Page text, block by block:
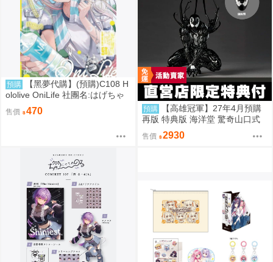
預購
【黑夢代購】(預購)C108 H
ololive OniLife 社團名:はげちゃ
った 繪師: HAGE
售價 470 預購
【高雄冠軍】27年4月預購
再版 特典版 海洋堂 驚奇山口式
黑色戰衣蜘蛛人 共生體蜘蛛人 免
訂金0928
售價 2930